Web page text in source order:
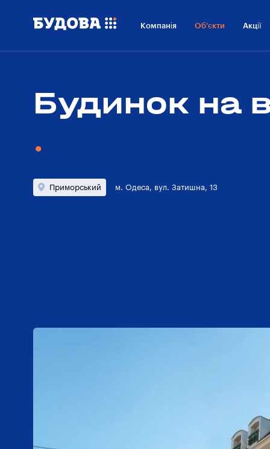
Компанія Об'єкти Акції
Будинок на
Приморський м. Одеса, вул. Затишна, 13